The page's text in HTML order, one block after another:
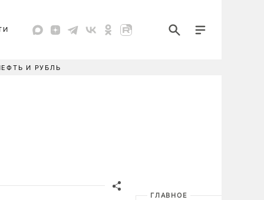
И РУБЛЬ
ГЛАВНОЕ